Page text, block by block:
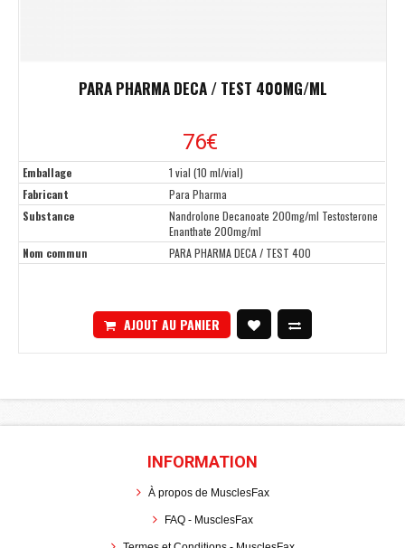
PARA PHARMA DECA / TEST 400MG/ML
76€
Emballage
1 vial (10 ml/vial)
Fabricant
Para Pharma
Substance
Nandrolone Decanoate 200mg/ml Testosterone
Enanthate 200mg/ml
Nom commun
PARA PHARMA DECA / TEST 400
AJOUT AU PANIER
INFORMATION
À propos de MusclesFax
FAQ - MusclesFax